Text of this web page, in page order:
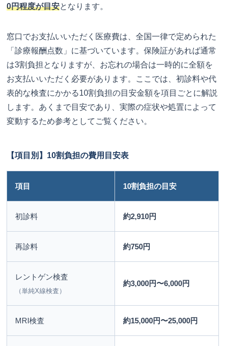
0円程度が目安となります。
窓口でお支払いいただく医療費は、全国一律で定められた
「診療報酬点数」に基づいています。保険証があれば通常
は3割負担となりますが、お忘れの場合は一時的に全額を
お支払いいただく必要があります。ここでは、初診料や代
表的な検査にかかる10割負担の目安金額を項目ごとに解説
します。あくまで目安であり、実際の症状や処置によって
変動するため参考としてご覧ください。
【項目別】10割負担の費用目安表
項目 10割負担の目安
初診料 約2,910円
再診料 約750円
レントゲン検査
（単純X線検査）
約3,000円〜6,000円
MRI検査 約15,000円〜25,000円